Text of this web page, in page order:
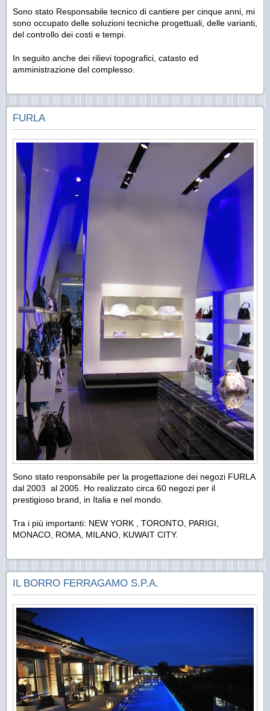
Sono stato Responsabile tecnico di cantiere per cinque anni, mi
sono occupato delle soluzioni tecniche progettuali, delle varianti,
del controllo dei costi e tempi.
In seguito anche dei rilievi topografici, catasto ed
amministrazione del complesso.
FURLA
Sono stato responsabile per la progettazione dei negozi FURLA
dal 2003 al 2005. Ho realizzato circa 60 negozi per il
prestigioso brand, in Italia e nel mondo.
Tra i più importanti: NEW YORK , TORONTO, PARIGI,
MONACO, ROMA, MILANO, KUWAIT CITY.
IL BORRO FERRAGAMO S.P.A.